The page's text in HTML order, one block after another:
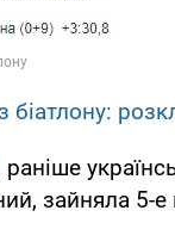
біатлону:
раніше
зайняла 5-е